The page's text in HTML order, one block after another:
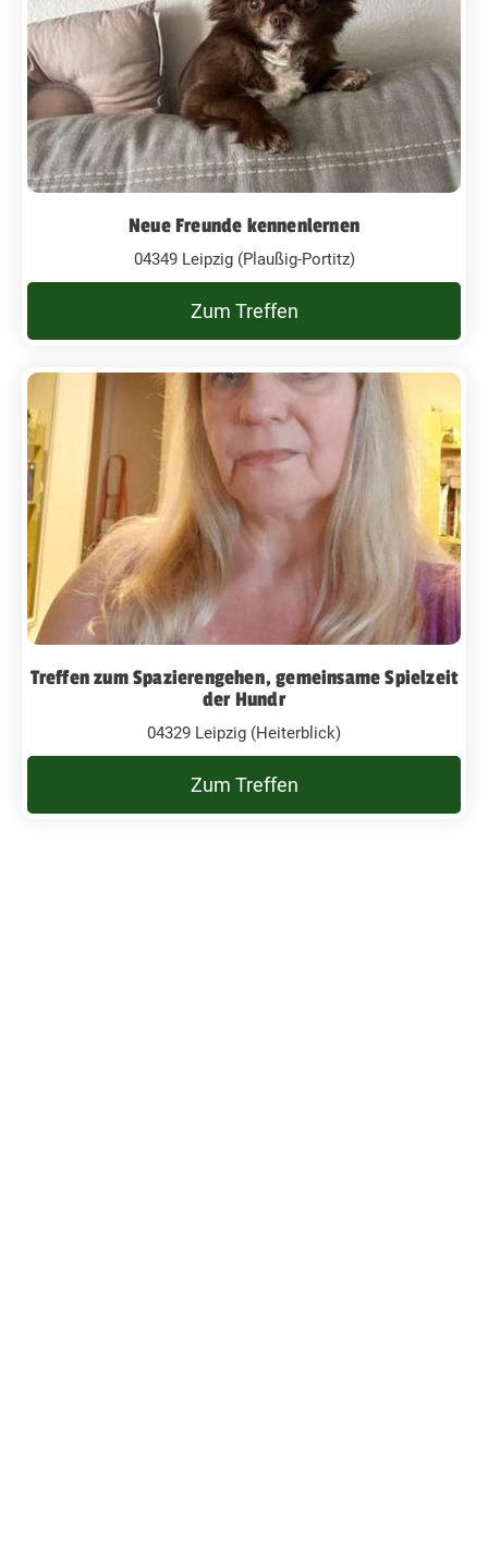
Neue Freunde kennenlernen
04349 Leipzig (Plaußig-Portitz)
Zum Treffen
Treffen zum Spazierengehen, gemeinsame Spielzeit
der Hundr
04329 Leipzig (Heiterblick)
Zum Treffen